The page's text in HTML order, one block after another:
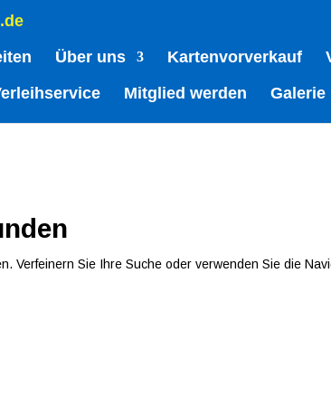
Über uns Kartenvorverkauf
Mitglied werden Galerie
Verfeinern Sie Ihre Suche oder verwenden Sie die